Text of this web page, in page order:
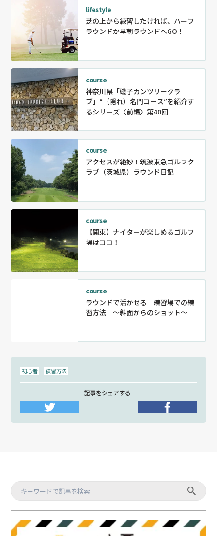
lifestyle
芝の上から練習したければ、ハーフ
ラウンドか早朝ラウンドへGO！
course
神奈川県「磯子カンツリークラ
ブ」“（隠れ）名門コース”を紹介す
るシリーズ〈前編〉第40回
course
アクセスが絶妙！筑波東急ゴルフク
ラブ（茨城県）ラウンド日記
course
【関東】ナイターが楽しめるゴルフ
場はココ！
course
ラウンドで活かせる 練習場での練
習方法 ～斜面からのショット～
初心者 練習方法
記事をシェアする